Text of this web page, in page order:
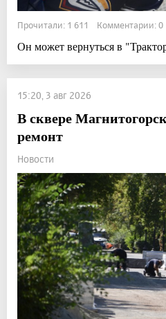
Прочитали: 1 611 Комментарии: 0
Он может вернуться в
15:20, 3 авг 2026
В сквере
ремонт
Новости